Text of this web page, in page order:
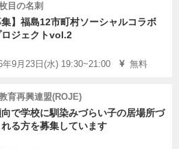
目の名刺
集】福島12市町村ソーシャルコラボ
ロジェクトvol.2
年9月23日(水) 19:30~21:00 無料
育再興連盟(ROJE)
で学校に馴染みづらい子の居場所づ
る方を募集しています